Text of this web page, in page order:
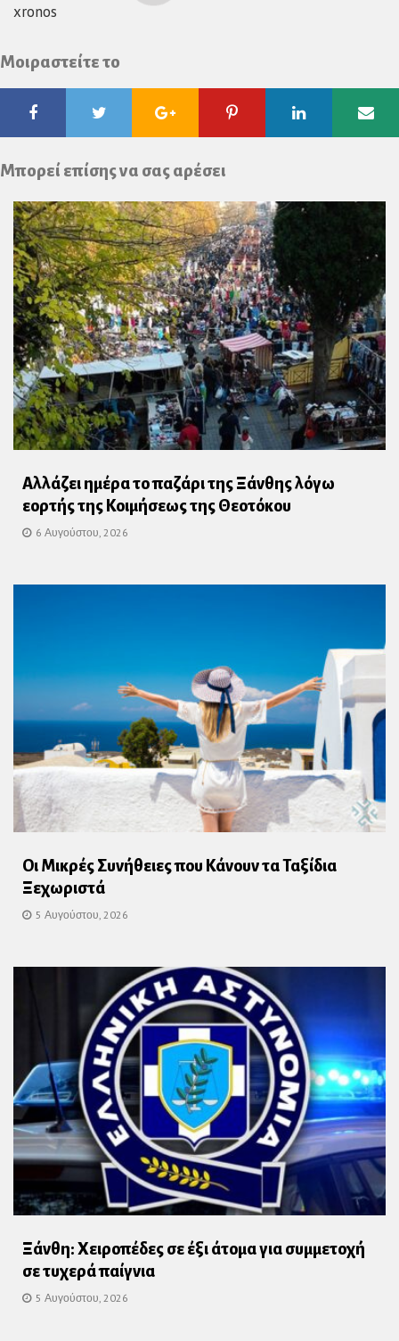
xronos
Μοιραστείτε το
FacebookTwitter Google
Plus
Pinterest Linkedin
Μπορεί επίσης να σας αρέσει
Αλλάζει ημέρα το παζάρι της Ξάνθης λόγω
εορτής της Κοιμήσεως της Θεοτόκου
6 Αυγούστου, 2026
Οι Μικρές Συνήθειες που Κάνουν τα Ταξίδια
Ξεχωριστά
5 Αυγούστου, 2026
Ξάνθη: Χειροπέδες σε έξι άτομα για συμμετοχή
σε τυχερά παίγνια
5 Αυγούστου, 2026